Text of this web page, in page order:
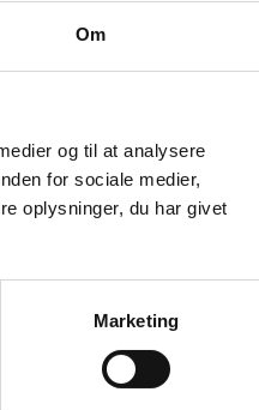
Om
og til at analysere
for sociale medier,
oplysninger, du har givet
Marketing
Jeanette